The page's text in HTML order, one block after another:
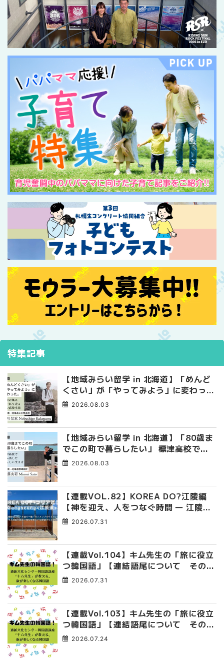
特集記事
【地域みらい留学 in 北海道】「めんど
くさい」が「やってみよう」に変わっ
た。 十勝の風に吹かれて走る、僕の泥
2026.08.03
【地域みらい留学 in 北海道】「80歳ま
でこの町で暮らしたい」 標津高校で踏
み出した、私らしい生き方
2026.08.03
【連載VOL.82】KOREA DO?江陵編
【神を迎え、人をつなぐ時間 ― 江陵端
午祭 】
2026.07.31
【連載Vol.104】キム先生の「旅に役立
つ韓国語」【連結語尾について その
4】2026.07.31
【連載Vol.103】キム先生の「旅に役立
つ韓国語」【連結語尾について その
3】2026.07.24